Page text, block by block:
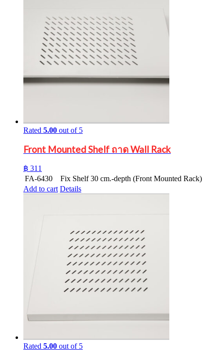
Rated 5.00 out of 5
Front Mounted Shelf ถาด Wall Rack
฿ 311
FA-6430
Fix Shelf 30 cm.-depth (Front Mounted Rack)
Add to cart Details
Rated 5.00 out of 5